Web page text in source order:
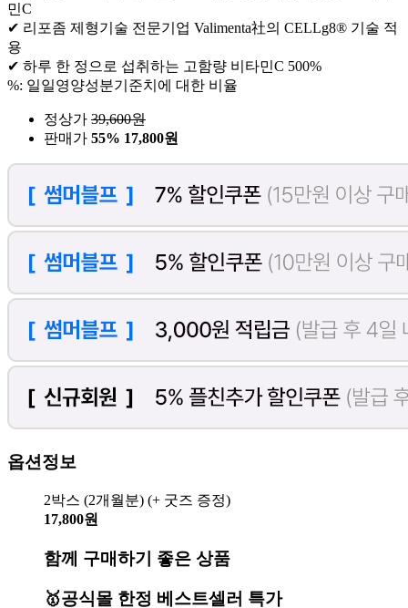
민C
✔ 리포좀 제형기술 전문기업 Valimenta社의 CELLg8® 기술 적
용
✔ 하루 한 정으로 섭취하는 고함량 비타민C 500%
%: 일일영양성분기준치에 대한 비율
정상가 39,600원
판매가 55% 17,800원
옵션정보
2박스 (2개월분) (+ 굿즈 증정)
17,800원
함께 구매하기 좋은 상품
🥇공식몰 한정 베스트셀러 특가